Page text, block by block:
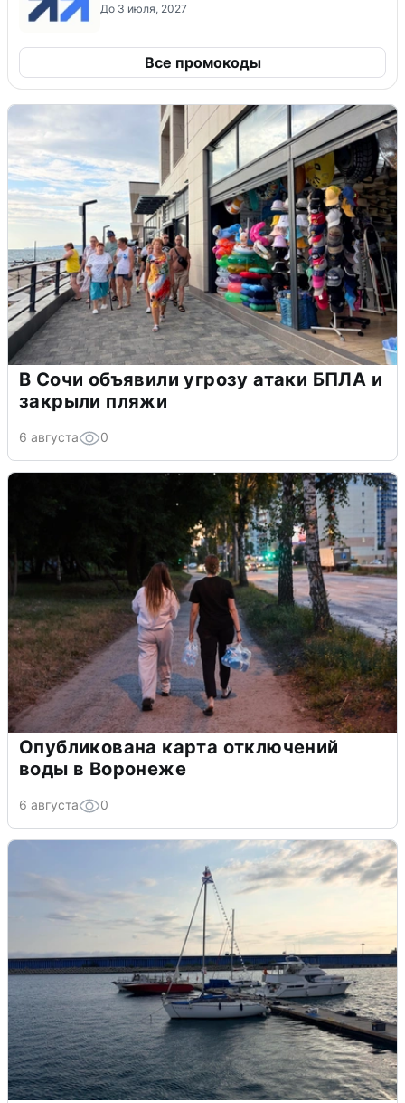
До 3 июля, 2027
Все промокоды
В Сочи объявили угрозу атаки БПЛА и
закрыли пляжи
6 августа 0
Опубликована карта отключений
воды в Воронеже
6 августа 0